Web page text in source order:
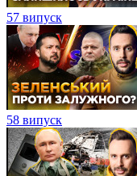
57 випуск
58 випуск